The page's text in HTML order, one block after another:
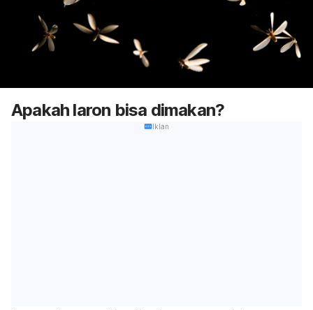
Apakah laron bisa dimakan?
Iklan